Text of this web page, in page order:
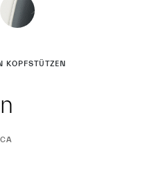
KOPFSTÜTZEN